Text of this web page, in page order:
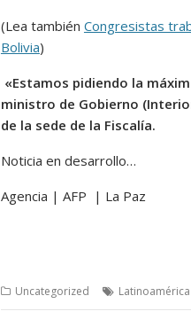
(Lea también Congresistas
Bolivia)
«Estamos pidiendo la
ministro de Gobierno
de la sede de la Fiscalía.
Noticia en desarrollo…
Agencia | AFP | La Paz
Uncategorized Latinoamérica